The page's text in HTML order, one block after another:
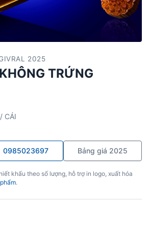
2025
TRỨNG
/ CÁI
0985023697 Bảng giá 2025
khấu theo số lượng, hỗ trợ in logo, xuất hóa
.